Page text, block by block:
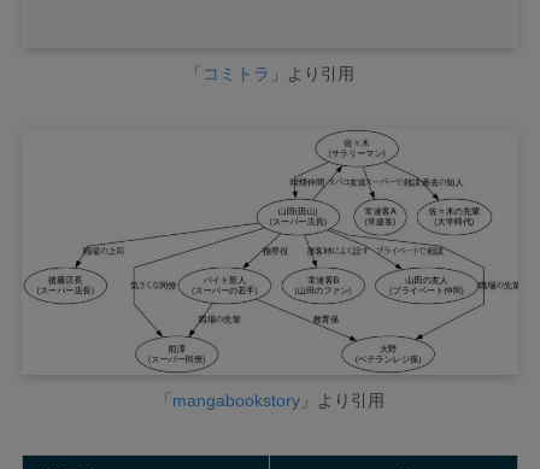
「 コミトラ 」より引用
「 mangabookstory 」より引用